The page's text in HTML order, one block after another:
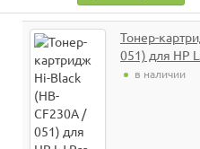
Тонер-
051) для HP
LBP162dw /
в наличии